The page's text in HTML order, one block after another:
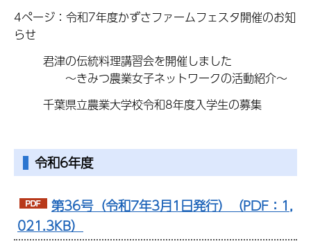
4ページ：令和7年度かずさファームフェスタ開催のお知
らせ
君津の伝統料理講習会を開催しました
〜きみつ農業女子ネットワークの活動紹介〜
千葉県立農業大学校令和8年度入学生の募集
令和6年度
第36号（令和7年3月1日発行）（PDF：1,
021.3KB）